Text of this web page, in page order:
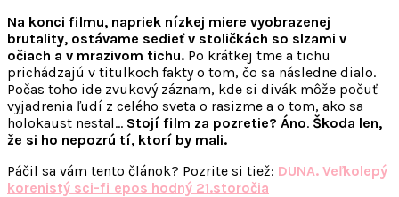
Na konci filmu, napriek nízkej miere vyobrazenej
brutality, ostávame sedieť v stoličkách so slzami v
očiach a v mrazivom tichu. Po krátkej tme a tichu
prichádzajú v titulkoch fakty o tom, čo sa následne dialo.
Počas toho ide zvukový záznam, kde si divák môže počuť
vyjadrenia ľudí z celého sveta o rasizme a o tom, ako sa
holokaust nestal… Stojí film za pozretie? Áno. Škoda len,
že si ho nepozrú tí, ktorí by mali.
Páčil sa vám tento článok? Pozrite si tiež: DUNA. Veľkolepý
korenistý sci-fi epos hodný 21.storočia